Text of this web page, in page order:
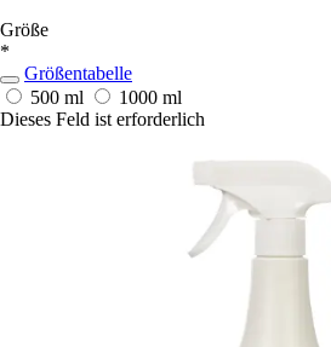
Größe
*
Größentabelle
500 ml
1000 ml
Dieses Feld ist erforderlich